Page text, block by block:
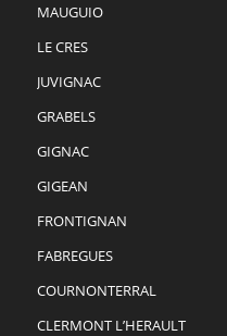
MAUGUIO
LE CRES
JUVIGNAC
GRABELS
GIGNAC
GIGEAN
FRONTIGNAN
FABREGUES
COURNONTERRAL
CLERMONT L’HERAULT